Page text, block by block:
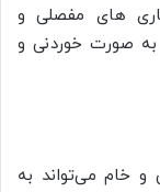
های مفصلی و
به صورت خوردنی و
خام می‌تواند به